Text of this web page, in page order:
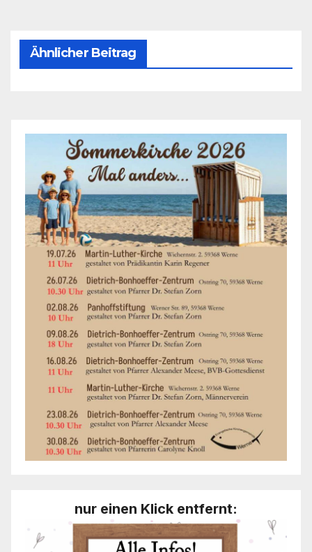
Ähnlicher Beitrag
nur einen Klick entfernt: